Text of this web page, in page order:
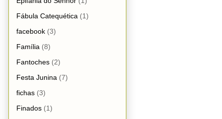
Fábula Catequética (1)
facebook (3)
Família (8)
Fantoches (2)
Festa Junina (7)
fichas (3)
Finados (1)